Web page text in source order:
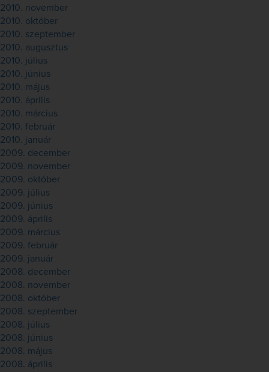
2010. november
2010. október
2010. szeptember
2010. augusztus
2010. július
2010. június
2010. május
2010. április
2010. március
2010. február
2010. január
2009. december
2009. november
2009. október
2009. július
2009. június
2009. április
2009. március
2009. február
2009. január
2008. december
2008. november
2008. október
2008. szeptember
2008. július
2008. június
2008. május
2008. április